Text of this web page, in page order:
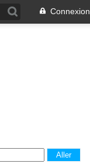
Connexion